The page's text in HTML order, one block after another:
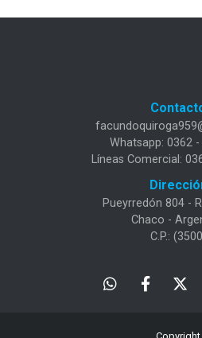
Whatsapp: 0362
Líneas Comercial:
Pueyrredón 804 -
Chaco -
C.P.: